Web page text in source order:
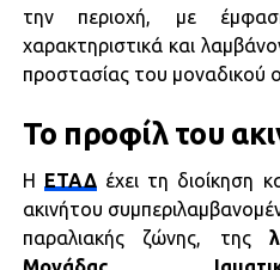
την περιοχή, με
χαρακτηριστικά και
προστασίας του μοναδικού
Το προφίλ του
Η ΕΤΑΔέχει τη διοίκηση
ακινήτου
παραλιακής ζώνης, της